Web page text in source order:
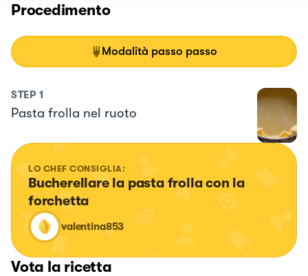
Procedimento
Modalità passo passo
STEP 1
Pasta frolla nel ruoto
LO CHEF CONSIGLIA:
Bucherellare la pasta frolla con la
forchetta
valentina853
Vota la ricetta